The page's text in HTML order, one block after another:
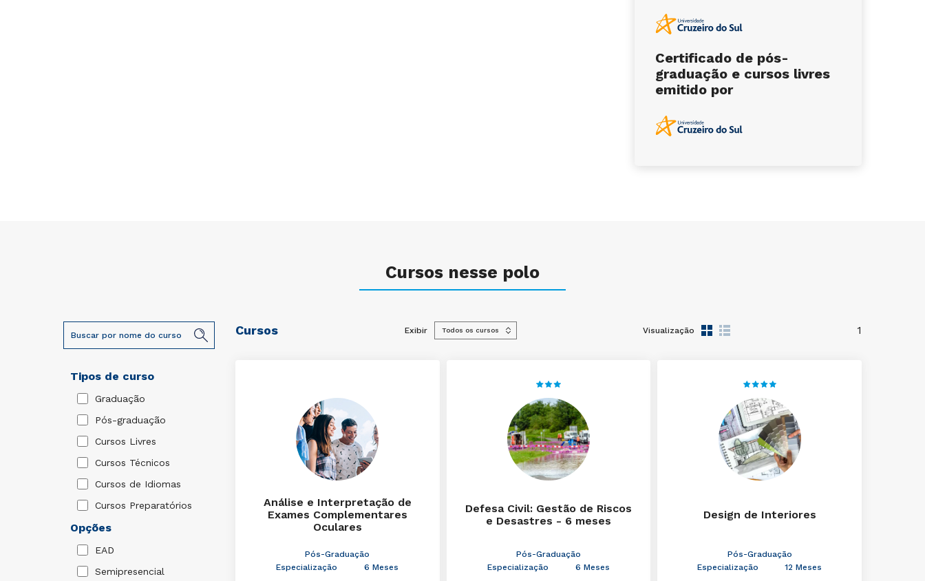
Certificado de pós-
graduação e cursos livres
emitido por
Cursos nesse polo
Tipos de curso
Graduação
Pós-graduação
Cursos Livres
Cursos Técnicos
Cursos de Idiomas
Cursos Preparatórios
Opções
EAD
Semipresencial
Cursos Exibir Visualização 1
Análise e Interpretação de
Exames Complementares
Oculares
Pós-Graduação
Especialização
6 Meses
Defesa Civil: Gestão de Riscos
e Desastres - 6 meses
Pós-Graduação
Especialização
6 Meses
Design de Interiores
Pós-Graduação
Especialização
12 Meses